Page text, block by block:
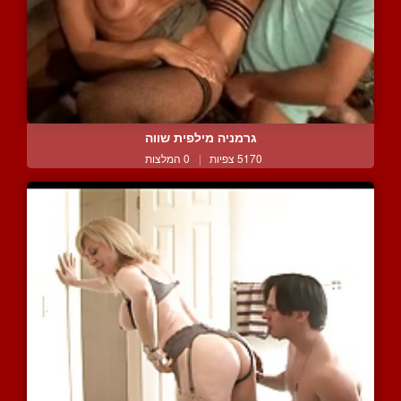
גרמניה מילפית שווה
5170 צפיות | 0 המלצות